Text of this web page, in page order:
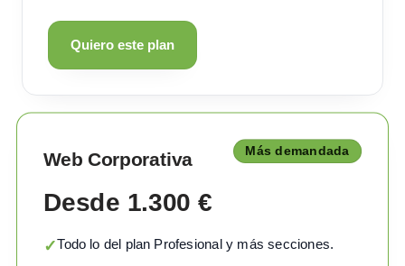
Quiero este plan
Web Corporativa Más demandada
Desde 1.300 €
✓Todo lo del plan Profesional y más secciones.